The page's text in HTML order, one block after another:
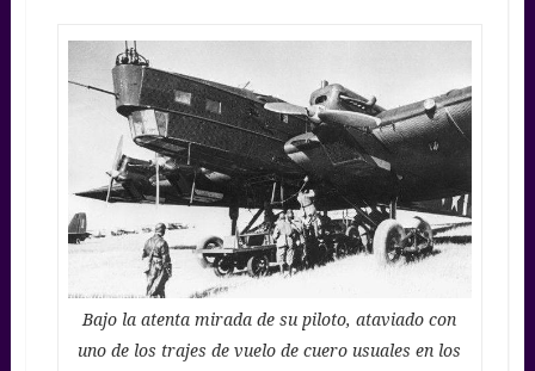
Bajo la atenta mirada de su piloto, ataviado con
uno de los trajes de vuelo de cuero usuales en los